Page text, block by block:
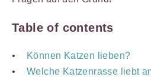
Table of contents
Können Katzen lieben?
Welche Katzenrasse liebt